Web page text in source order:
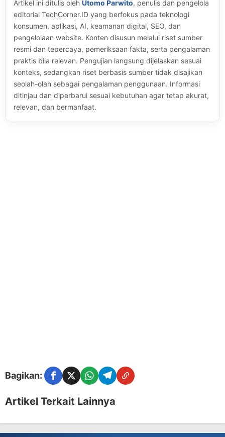
Artikel ini ditulis oleh Utomo Parwito, penulis dan pengelola
editorial TechCorner.ID yang berfokus pada teknologi
konsumen, aplikasi, AI, keamanan digital, SEO, dan
pengelolaan website. Konten disusun melalui riset sumber
resmi dan tepercaya, pemeriksaan fakta, serta pengalaman
praktis bila relevan. Pengujian langsung dijelaskan sesuai
konteks, sedangkan riset berbasis sumber tidak disajikan
seolah-olah sebagai pengalaman penggunaan. Informasi
ditinjau dan diperbarui sesuai kebutuhan agar tetap akurat,
relevan, dan bermanfaat.
Bagikan: FacebookTwitterWhatsAppTelegramCopy Link
Artikel Terkait Lainnya